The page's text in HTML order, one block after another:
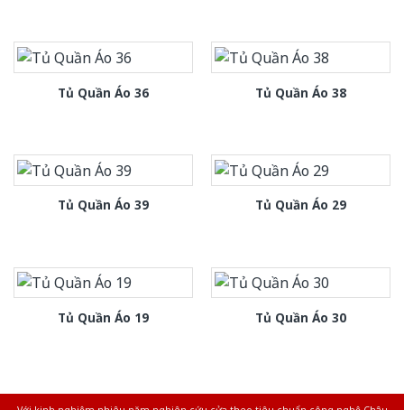
Tủ Quần Áo 36 Tủ Quần Áo 38
Tủ Quần Áo 39 Tủ Quần Áo 29
Tủ Quần Áo 19 Tủ Quần Áo 30